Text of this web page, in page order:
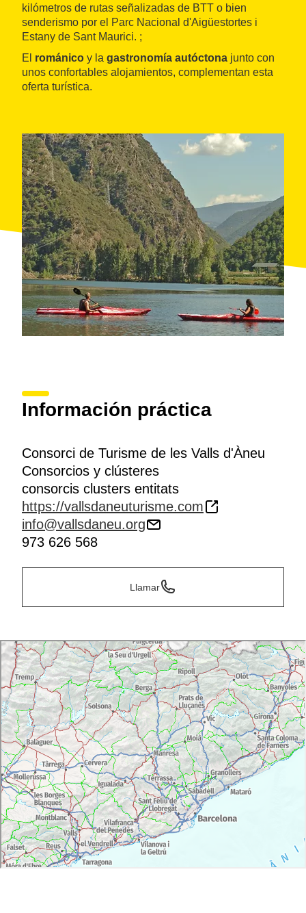
kilómetros de rutas señalizadas de BTT o bien
senderismo por el Parc Nacional d'Aigüestortes i
Estany de Sant Maurici. ;
El románico y la gastronomía autóctona junto con
unos confortables alojamientos, complementan esta
oferta turística.
Información práctica
Consorci de Turisme de les Valls d'Àneu
Consorcios y clústeres
consorcis clusters entitats
https://vallsdaneuturisme.com
info@vallsdaneu.org
973 626 568
Llamar